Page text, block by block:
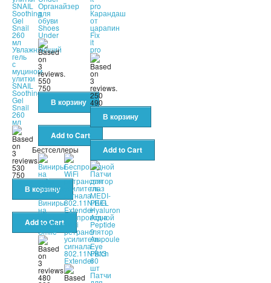
Увлажняющий
гель
с
муцином
улитки
SNAIL
Soothing
Gel
Snail
260
мл
530
750
Органайзер
для
обуви
Shoes
Under
550
750
Карандаш
от
царапин
Fix
it
pro
250
490
Бестселлеры
Виниры
на
Snapon
Smile
480
Беспроводной
WiFi
ретранслятор
усилитель
сигнала
802.11N/B/G
Extender
Патчи